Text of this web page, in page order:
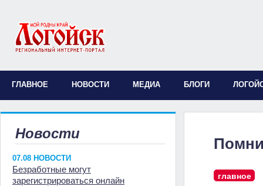
ГЛАВНОЕ НОВОСТИ МЕДИА БЛОГИ
Новости
07.08 НОВОСТИ
Безработные могут
зарегистрироваться онлайн
главное